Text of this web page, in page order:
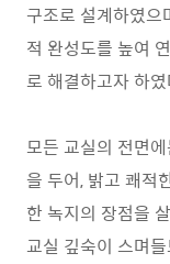
구조로 설계하였
적 완성도를 높여
로 해결하고자 하
모든 교실의 전면
을 두어, 밝고 쾌적
한 녹지의 장점을
교실 깊숙이 스며